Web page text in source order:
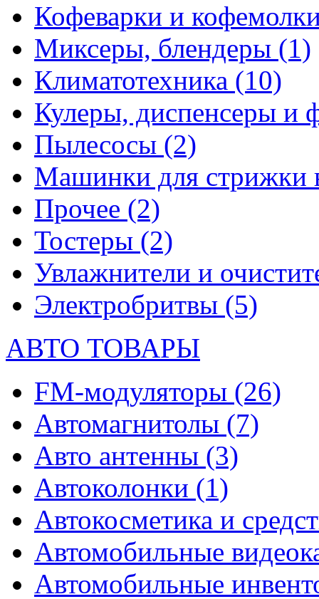
Кофеварки и
Миксеры, блендеры (1)
Климатотехника (10)
Кулеры, диспенсеры и
Пылесосы (2)
Машинки для стрижки
Прочее (2)
Тостеры (2)
Увлажнители и
Электробритвы (5)
АВТО ТОВАРЫ
FM-модуляторы (26)
Автомагнитолы (7)
Авто антенны (3)
Автоколонки (1)
Автокосметика и
Автомобильные
Автомобильные